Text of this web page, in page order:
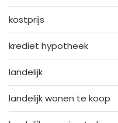
kostprijs
krediet hypotheek
landelijk
landelijk wonen te koop